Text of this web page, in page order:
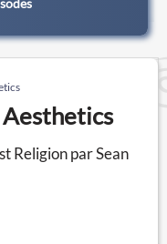
Religion par Sean